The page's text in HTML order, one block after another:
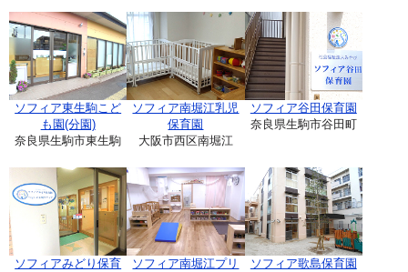
ソフィア東生駒こど
も園(分園)
奈良県生駒市東生駒
ソフィア南堀江乳児
保育園
大阪市西区南堀江
ソフィア谷田保育園
奈良県生駒市谷田町
ソフィアみどり保育
ソフィア南堀江プリ
ソフィア歌島保育園